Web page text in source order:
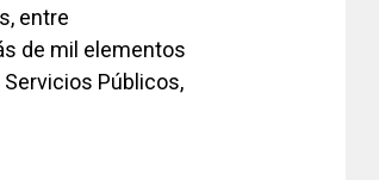
entre
de mil elementos
Servicios Públicos,